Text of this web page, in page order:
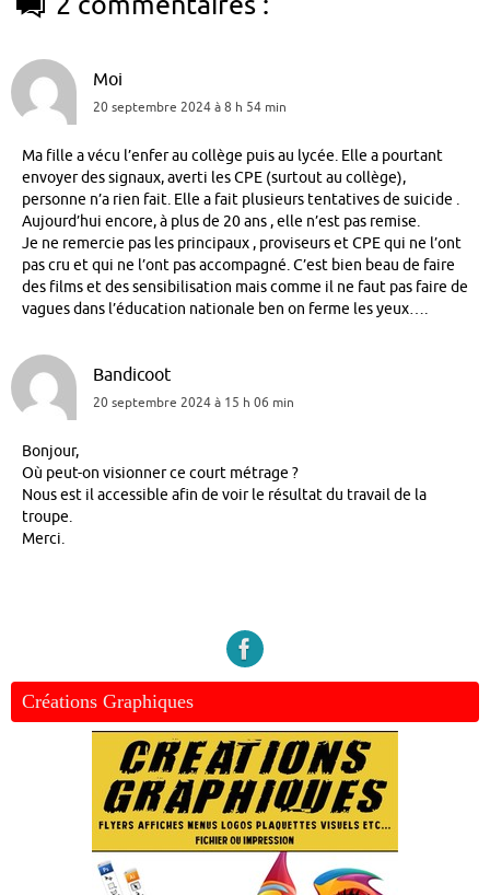
Moi
20 septembre 2024 à 8 h 54 min
Ma fille a vécu l’enfer au collège puis au lycée. Elle a pourtant
envoyer des signaux, averti les CPE (surtout au collège),
personne n’a rien fait. Elle a fait plusieurs tentatives de suicide .
Aujourd’hui encore, à plus de 20 ans , elle n’est pas remise.
Je ne remercie pas les principaux , proviseurs et CPE qui ne l’ont
pas cru et qui ne l’ont pas accompagné. C’est bien beau de faire
des films et des sensibilisation mais comme il ne faut pas faire de
vagues dans l’éducation nationale ben on ferme les yeux….
Bandicoot
20 septembre 2024 à 15 h 06 min
Bonjour,
Où peut-on visionner ce court métrage ?
Nous est il accessible afin de voir le résultat du travail de la
troupe.
Merci.
Créations Graphiques